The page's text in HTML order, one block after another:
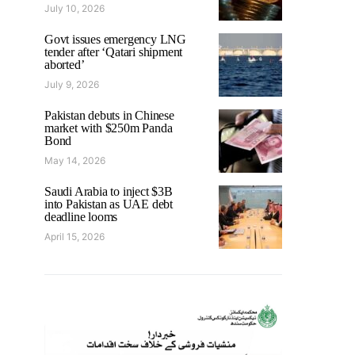
July 10, 2026
Govt issues emergency LNG
tender after ‘Qatari shipment
aborted’
July 9, 2026
Pakistan debuts in Chinese
market with $250m Panda
Bond
May 14, 2026
Saudi Arabia to inject $3B
into Pakistan as UAE debt
deadline looms
April 15, 2026